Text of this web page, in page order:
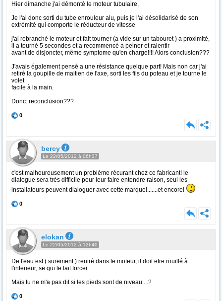
Hier dimanche j'ai démonté le moteur tubulaire,
Je l'ai donc sorti du tube enrouleur alu, puis je l'ai désolidarisé de son
extrémité qui comporte le réducteur de vitesse
j'ai rebranché le moteur et fait tourner (a vide sur un tabouret ) a proximité,
il a tourné 5 secondes et a recommencé a peiner et ralentir
avant de disjoncter, même symptome qu'en charge!!!! Alors conclusion???
J'avais également pensé a une résistance quelque part! Mais non car j'ai
retiré la goupille de maitien de l'axe, sorti les fils du poteau et je tourne le
volet
facile à la main.
Donc: reconclusion???
0
bercy
Le 22/05/2012 à 06h37
c'est malheureusement un problème récurant chez ce fabricant! le
dialogue sera très difficile pour leur faire entendre raison, seul les
installateurs peuvent dialoguer avec cette marque!.......et encore!
0
elokan
Le 22/05/2012 à 12h40
De l'eau est ( surement ) rentré dans le moteur, il doit etre rouillé à
l'interieur, se qui le fait forcer.
Mais tu ne m'a pas dit si les pieds sont de niveau....?
0